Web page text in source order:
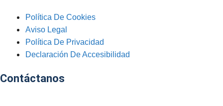
Política De Cookies
Aviso Legal
Política De Privacidad
Declaración De Accesibilidad
Contáctanos